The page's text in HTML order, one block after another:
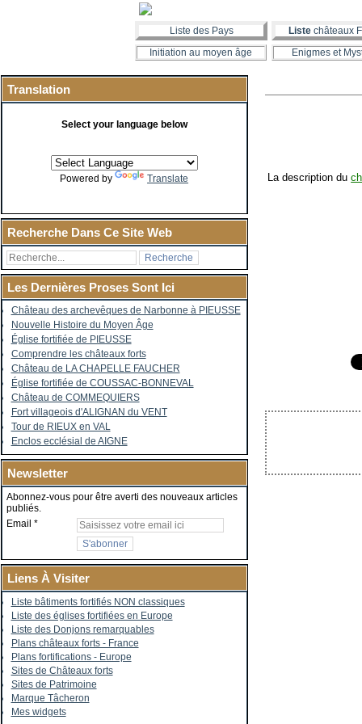
Liste des Pays Liste châteaux
Initiation au moyen âge
Enigmes et
Translation
Select your language below
Powered by Translate
Recherche Dans Ce Site Web
Les Dernières Proses Sont Ici
Château des archevêques de Narbonne à PIEUSSE
Nouvelle Histoire du Moyen Âge
Église fortifiée de PIEUSSE
Comprendre les châteaux forts
Château de LA CHAPELLE FAUCHER
Église fortifiée de COUSSAC-BONNEVAL
Château de COMMEQUIERS
Fort villageois d'ALIGNAN du VENT
Tour de RIEUX en VAL
Enclos ecclésial de AIGNE
Newsletter
Abonnez-vous pour être averti des nouveaux articles
publiés.
Email
Liens À Visiter
Liste bâtiments fortifiés NON classiques
Liste des églises fortifiées en Europe
Liste des Donjons remarquables
Plans châteaux forts - France
Plans fortifications - Europe
Sites de Châteaux forts
Sites de Patrimoine
Marque Tâcheron
Mes widgets
La description du